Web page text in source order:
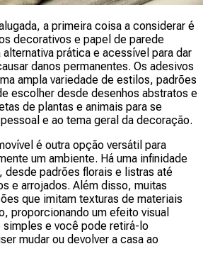
a primeira coisa a considerar é
decorativos e papel de parede
alternativa prática e acessível para dar
danos permanentes. Os adesivos
ampla variedade de estilos, padrões
escolher desde desenhos abstratos e
de plantas e animais para se
e ao tema geral da decoração.
é outra opção versátil para
um ambiente. Há uma infinidade
padrões florais e listras até
e arrojados. Além disso, muitas
que imitam texturas de materiais
proporcionando um efeito visual
simples e você pode retirá-lo
mudar ou devolver a casa ao